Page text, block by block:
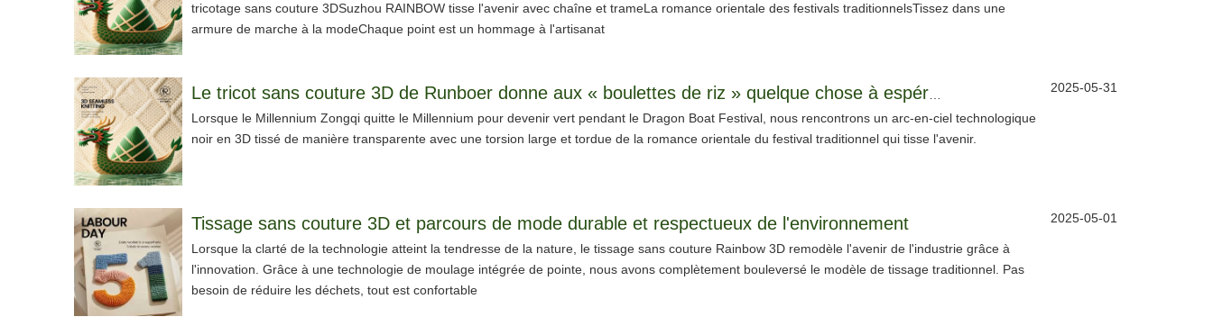
tricotage sans couture 3DSuzhou RAINBOW tisse l'avenir avec chaîne et trameLa romance orientale des festivals traditionnelsTissez dans une
armure de marche à la modeChaque point est un hommage à l'artisanat
Lorsque le Millennium Zongqi quitte le Millennium pour devenir vert pendant le Dragon Boat Festival, nous rencontrons un arc-en-ciel technologique
noir en 3D tissé de manière transparente avec une torsion large et tordue de la romance orientale du festival traditionnel qui tisse l'avenir.
2025-05-31
Tissage sans couture 3D et parcours de mode durable et respectueux de l'environnement
Lorsque la clarté de la technologie atteint la tendresse de la nature, le tissage sans couture Rainbow 3D remodèle l'avenir de l'industrie grâce à
l'innovation. Grâce à une technologie de moulage intégrée de pointe, nous avons complètement bouleversé le modèle de tissage traditionnel. Pas
besoin de réduire les déchets, tout est confortable
2025-05-01